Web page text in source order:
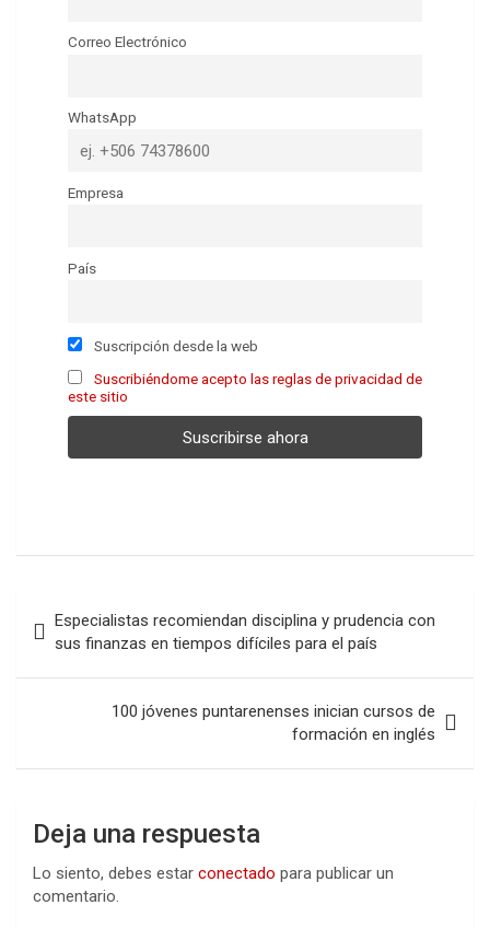
Correo Electrónico
WhatsApp
Empresa
País
Suscripción desde la web
Suscribiéndome acepto las reglas de privacidad de
este sitio
de
entradas
Especialistas recomiendan disciplina y prudencia con
sus finanzas en tiempos difíciles para el país
100 jóvenes puntarenenses inician cursos de
formación en inglés
Deja una respuesta
Lo siento, debes estar conectado para publicar un
comentario.